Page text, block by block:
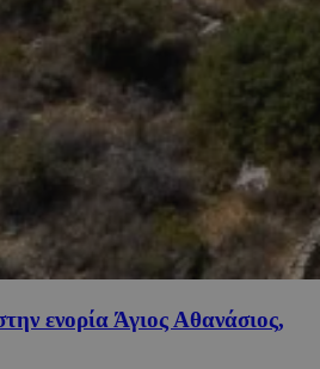
ενορία Άγιος Αθανάσιος,